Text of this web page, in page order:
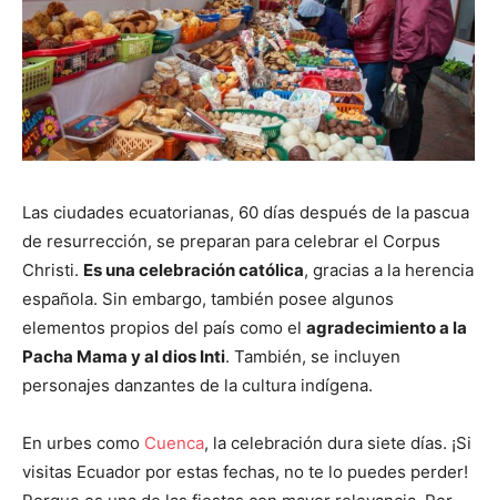
Las ciudades ecuatorianas, 60 días después de la pascua
de resurrección, se preparan para celebrar el Corpus
Christi. Es una celebración católica, gracias a la herencia
española. Sin embargo, también posee algunos
elementos propios del país como el agradecimiento a la
Pacha Mama y al dios Inti. También, se incluyen
personajes danzantes de la cultura indígena.
En urbes como Cuenca, la celebración dura siete días. ¡Si
visitas Ecuador por estas fechas, no te lo puedes perder!